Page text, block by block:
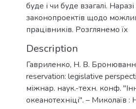
буде і чи буде взагалі.
законопроектів щодо
працівників. Розглянемо їх
Description
Гавриленко, Н. В.
reservation: legislative
міжнар. наук.-техн. конф.
океанотехніці". – Миколаїв